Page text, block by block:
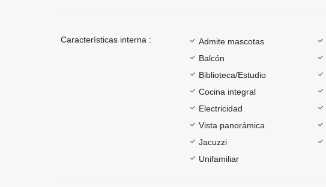
Características interna : Admite mascotas
Balcón
Biblioteca/Estudio
Cocina integral
Electricidad
Vista panorámica
Jacuzzi
Unifamiliar